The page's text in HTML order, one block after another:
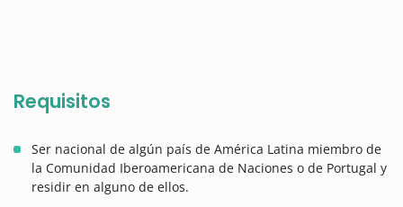
Requisitos
Ser nacional de algún país de América Latina miembro de
la Comunidad Iberoamericana de Naciones o de Portugal y
residir en alguno de ellos.